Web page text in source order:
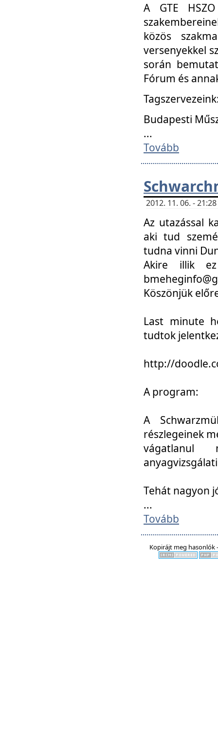
A GTE
közös
versenyekkel
során
Fórum és
Budapesti
...
Tovább
2012. 11. 06. -
Az utazással
aki tud
tudna vinni
Akire illik
Köszönjük
Last minute
tudtok
http://
A program:
A
részlegeinek
vágatlanul
Tehát nagyon
...
Tovább
Kopirájt meg hasonlók